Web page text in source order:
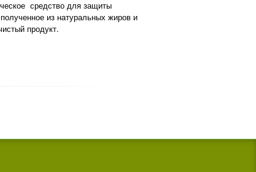
средство для защиты
из натуральных жиров и
продукт.